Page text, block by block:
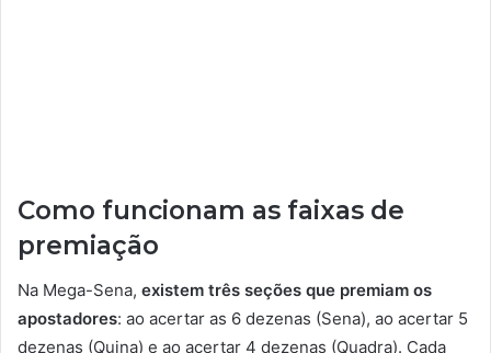
Como funcionam as faixas de
premiação
Na Mega-Sena, existem três seções que premiam os
apostadores: ao acertar as 6 dezenas (Sena), ao acertar 5
dezenas (Quina) e ao acertar 4 dezenas (Quadra). Cada